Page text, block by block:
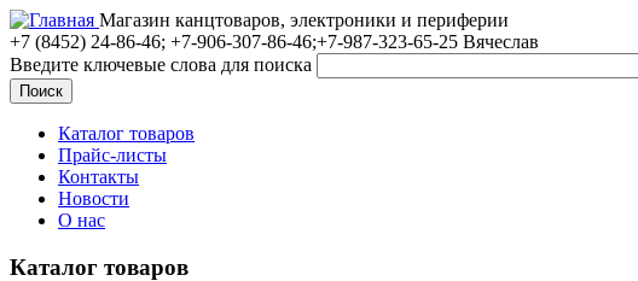
Магазин канцтоваров, электроники и периферии
+7 (8452) 24-86-46; +7-906-307-86-46;+7-987-323-65-25 Вячеслав
Введите ключевые слова для поиска
Каталог товаров
Прайс-листы
Контакты
Новости
О нас
Каталог товаров